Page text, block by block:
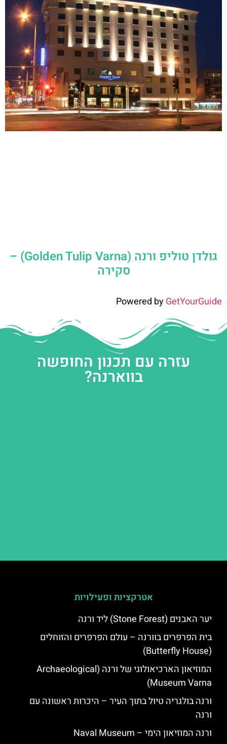
גולדן טוליפ ורנה (Golden Tulip Varna) –
סקירה
Powered byGetYourGuide
עזרה עם תכנון החופשה
בווארנה?
אטרקציות ופעילויות
יער האבנים (Stone Forest) ליד ורנה
בית הפרפרים בוורנה – עולם הפרפרים והזוחלים
(Butterfly House)
המוזיאון הארכיאולוגי של ורנה (Archaeological
Museum Varna)
ורנה בולגריה טיול בתוך העיר – היכרות ראשונה עם
ורנה
ורנה המוזיאון הימי – Naval Museum